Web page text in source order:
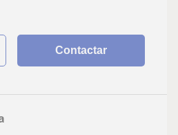
Contactar